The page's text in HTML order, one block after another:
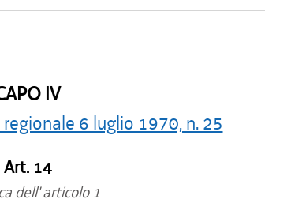
IV
6 luglio 1970, n. 25
Art. 14
dell' articolo 1